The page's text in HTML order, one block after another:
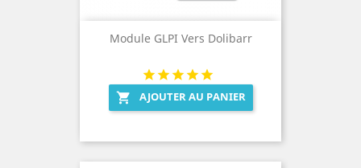
Module GLPI Vers Dolibarr
 AJOUTER AU PANIER